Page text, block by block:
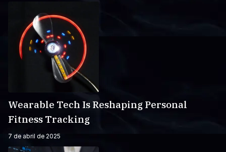
Wearable Tech Is Reshaping Personal
Fitness Tracking
7 de abril de 2025